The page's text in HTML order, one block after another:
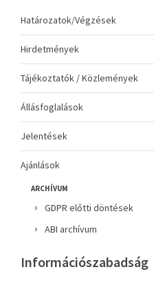
Határozatok/Végzések
Hirdetmények
Tájékoztatók / Közlemények
Állásfoglalások
Jelentések
Ajánlások
ARCHÍVUM
GDPR előtti döntések
ABI archívum
Információszabadság